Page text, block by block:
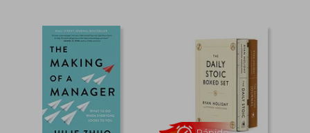
dcto. $ 65.266